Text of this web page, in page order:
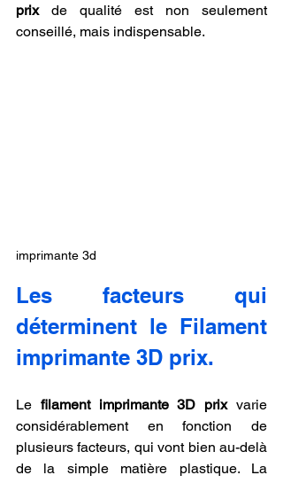
prix de qualité est non seulement
conseillé, mais indispensable.
imprimante 3d
Les facteurs qui
déterminent le Filament
imprimante 3D prix.
Le filament imprimante 3D prix varie
considérablement en fonction de
plusieurs facteurs, qui vont bien au-delà
de la simple matière plastique. La